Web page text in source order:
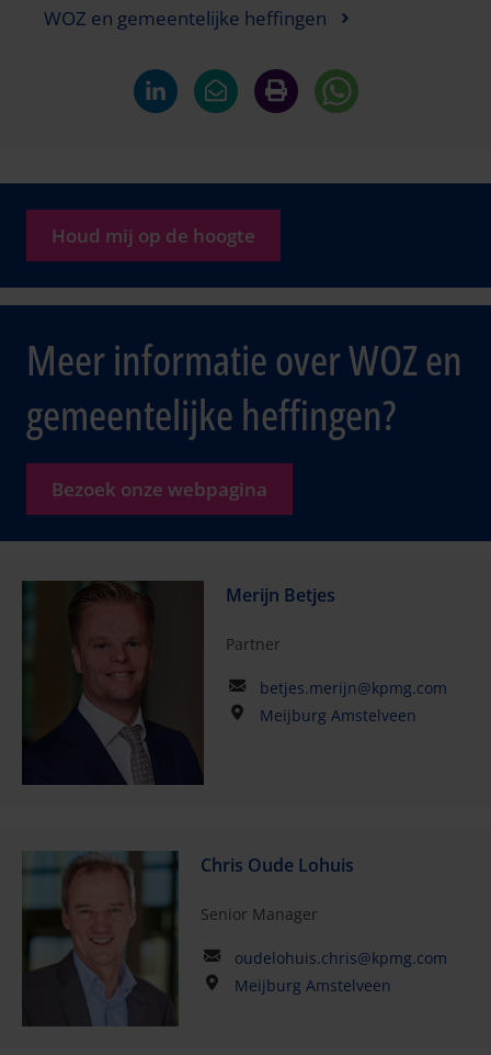
WOZ en gemeentelijke heffingen
Houd mij op de hoogte
Meer informatie over WOZ en
gemeentelijke heffingen?
Bezoek onze webpagina
Merijn Betjes
Partner
betjes.merijn@kpmg.com
Meijburg Amstelveen
Chris Oude Lohuis
Senior Manager
oudelohuis.chris@kpmg.com
Meijburg Amstelveen